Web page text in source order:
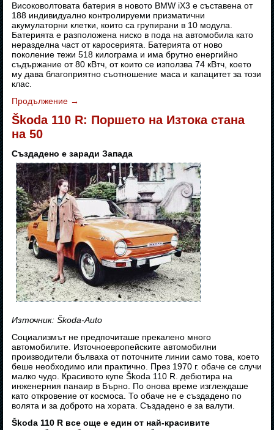
Високоволтовата батерия в новото BMW iX3 е съставена от
188 индивидуално контролируеми призматични
акумулаторни клетки, които са групирани в 10 модула.
Батерията е разположена ниско в пода на автомобила като
неразделна част от каросерията. Батерията от ново
поколение тежи 518 килограма и има брутно енергийно
съдържание от 80 кВтч, от които се използва 74 кВтч, което
му дава благоприятно съотношение маса и капацитет за този
клас.
Продължение →
Škoda 110 R: Поршето на Изтока стана
на 50
Създадено е заради Запада
Източник: Škoda-Auto
Социализмът не предпочиташе прекалено много
автомобилите. Източноевропейските автомобилни
производители бълваха от поточните линии само това, което
беше необходимо или практично. През 1970 г. обаче се случи
малко чудо. Красивото купе Škoda 110 R. дебютира на
инженерния панаир в Бърно. По онова време изглеждаше
като откровение от космоса. То обаче не е създадено по
волята и за доброто на хората. Създадено е за валути.
Škoda 110 R все още е един от най-красивите